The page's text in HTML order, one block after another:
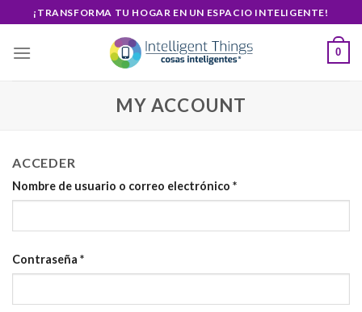
to
content
¡TRANSFORMA TU HOGAR EN UN ESPACIO INTELIGENTE!
0
MY ACCOUNT
ACCEDER
Nombre de usuario o correo electrónico *
Contraseña *